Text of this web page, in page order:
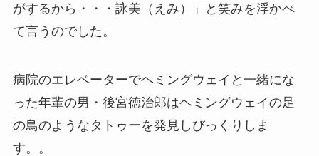
がするから・・・詠美（えみ）」と笑みを浮かべ
て言うのでした。
病院のエレベーターでヘミングウェイと一緒にな
った年輩の男・後宮徳治郎はヘミングウェイの足
の鳥のようなタトゥーを発見しびっくりしま
す。。